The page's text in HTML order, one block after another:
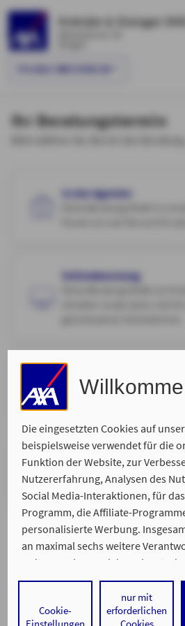
Die eingesetzten Cookies auf
beispielsweise verwendet für die
Funktion der Website, zur
Nutzererfahrung, Analysen des
Social Media-Interaktionen, für
Programm, die Affiliate-
personalisierte Werbung.
an maximal sechs weitere
weitergegeben. Bei dem Einsatz
Media-Interaktionen und
werden regelmäßig durch den
individuelle Profile angelegt und
nur mit
erforderlichen
Cookie-
Kretzler & Eisinger
FILIALE WECHSELN
Ihr Beratungstermin
In der Agentur
Onlineberatung
Ort Ihrer Wahl
Wir kommen zu Ihnen und
Telefonisch
Wir rufen Sie zurück. Bitte
Wunschtermin aus, zu dem
Ein Service von